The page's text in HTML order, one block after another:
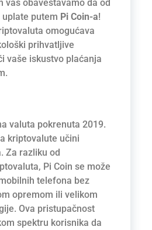
vas obaveštavamo da od
putem Pi Coin-a!
omogućava
prihvatljive
vaše iskustvo plaćanja
valuta pokrenuta 2019.
kriptovalute učini
Za razliku od
Pi Coin se može
telefona bez
opremom ili velikom
Ova pristupačnost
spektru korisnika da